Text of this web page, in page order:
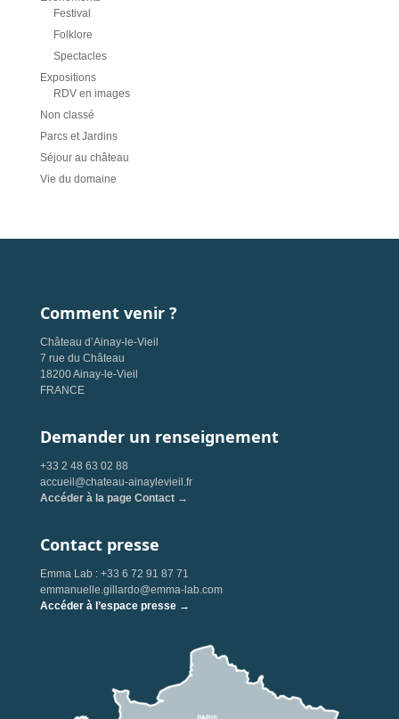
Festival
Folklore
Spectacles
Expositions
RDV en images
Non classé
Parcs et Jardins
Séjour au château
Vie du domaine
Comment venir ?
Château d’Ainay-le-Vieil
7 rue du Château
18200 Ainay-le-Vieil
FRANCE
Demander un renseignement
+33 2 48 63 02 88
accueil@chateau-ainaylevieil.fr
Accéder à la page Contact →
Contact presse
Emma Lab : +33 6 72 91 87 71
emmanuelle.gillardo@emma-lab.com
Accéder à l’espace presse →